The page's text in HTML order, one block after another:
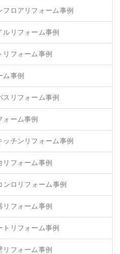
ロアリフォーム事例
リフォーム事例
フォーム事例
ム事例
リフォーム事例
ーム事例
チンリフォーム事例
フォーム事例
ロリフォーム事例
フォーム事例
リフォーム事例
フォーム事例